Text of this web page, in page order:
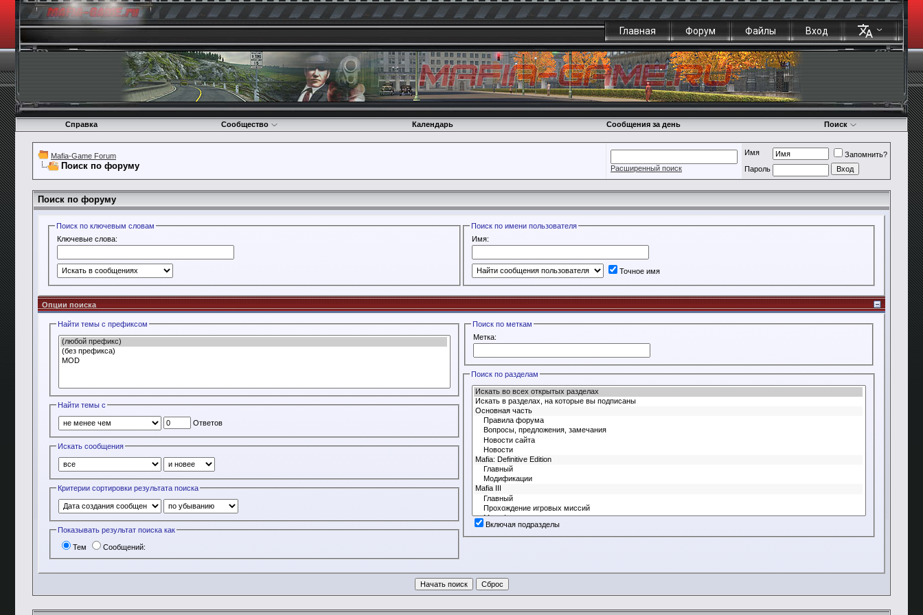
Главная Форум Файлы Вход
Справка Сообщество Календарь Сообщения за день Поиск
Mafia-Game Forum
Поиск по форуму Расширенный поиск
Имя
Запомнить?
Пароль
Поиск по форуму
Поиск по ключевым словам
Ключевые слова:
Поиск по имени пользователя
Имя:
Точное имя
Опции поиска
Найти темы с префиксом
Найти темы с
Ответов
Искать сообщения
Критерии сортировки результата поиска
Показывать результат поиска как
Тем Сообщений:
Поиск по меткам
Метка:
Поиск по разделам
Включая подразделы